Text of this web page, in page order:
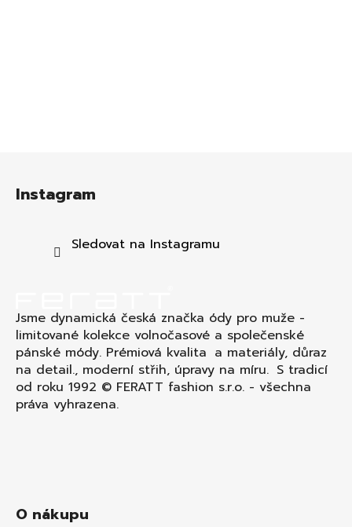
Instagram
Sledovat na Instagramu
Jsme dynamická česká značka ódy pro muže -
limitované kolekce volnočasové a společenské
pánské módy. Prémiová kvalita a materiály, důraz
na detail., moderní střih, úpravy na míru. S tradicí
od roku 1992 © FERATT fashion s.r.o. - všechna
práva vyhrazena.
O nákupu